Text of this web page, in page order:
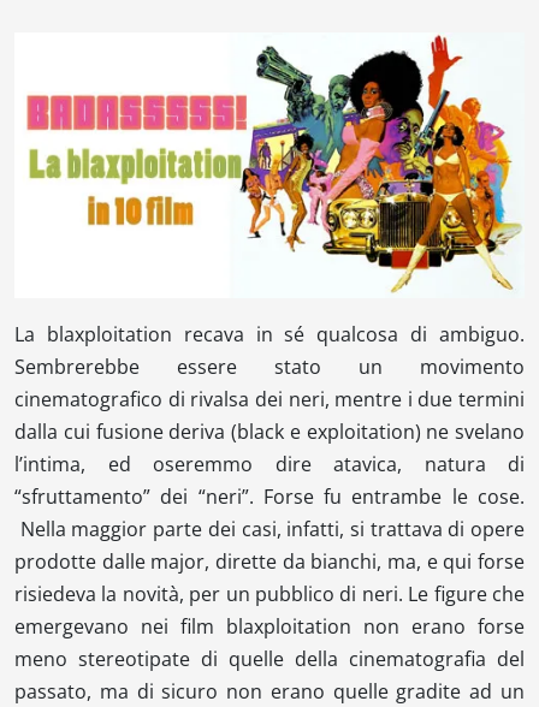
La blaxploitation recava in sé qualcosa di ambiguo.
Sembrerebbe essere stato un movimento
cinematografico di rivalsa dei neri, mentre i due termini
dalla cui fusione deriva (black e exploitation) ne svelano
l’intima, ed oseremmo dire atavica, natura di
“sfruttamento” dei “neri”. Forse fu entrambe le cose.
Nella maggior parte dei casi, infatti, si trattava di opere
prodotte dalle major, dirette da bianchi, ma, e qui forse
risiedeva la novità, per un pubblico di neri. Le figure che
emergevano nei film blaxploitation non erano forse
meno stereotipate di quelle della cinematografia del
passato, ma di sicuro non erano quelle gradite ad un